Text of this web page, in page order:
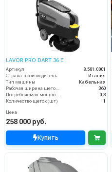
LAVOR PRO DART 36 E
Артикул
8.581.0001
Страна-производитель
Италия
Тип машины
Кабельная
360
0.3
Количество щеток (шт)
1
Цена
258 000 руб.
Купить